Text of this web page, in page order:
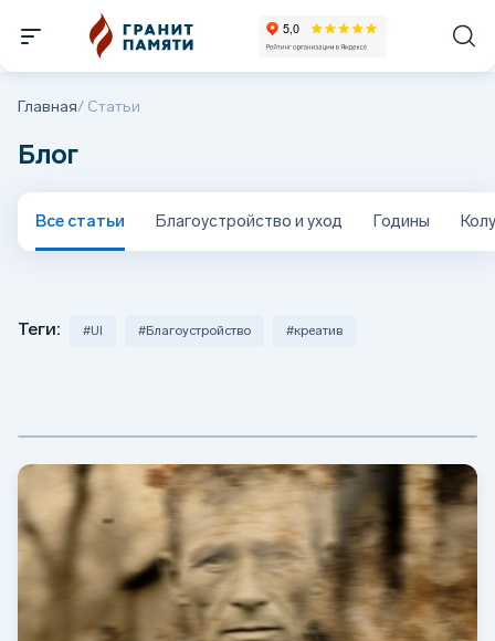
Главная/ Статьи
Блог
Все статьи Благоустройство и уход Годины
Теги: #UI #Благоустройство #креатив